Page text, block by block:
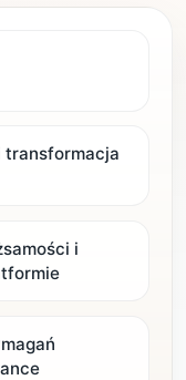
transformacja
i